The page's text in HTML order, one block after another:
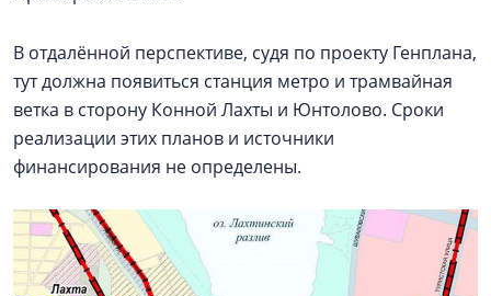
В отдалённой перспективе, судя по проекту Генплана,
тут должна появиться станция метро и трамвайная
ветка в сторону Конной Лахты и Юнтолово. Сроки
реализации этих планов и источники
финансирования не определены.